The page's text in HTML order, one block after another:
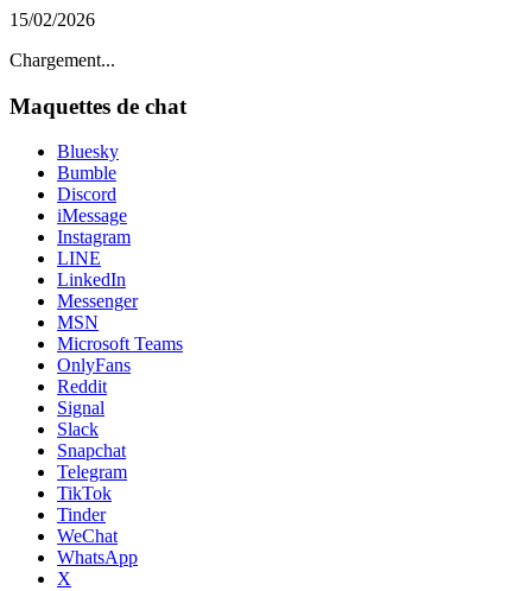
15/02/2026
Chargement...
Maquettes de chat
Bluesky
Bumble
Discord
iMessage
Instagram
LINE
LinkedIn
Messenger
MSN
Microsoft Teams
OnlyFans
Reddit
Signal
Slack
Snapchat
Telegram
TikTok
Tinder
WeChat
WhatsApp
X